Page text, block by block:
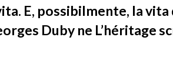
E, possibilmente, la vita
Duby ne L’héritage